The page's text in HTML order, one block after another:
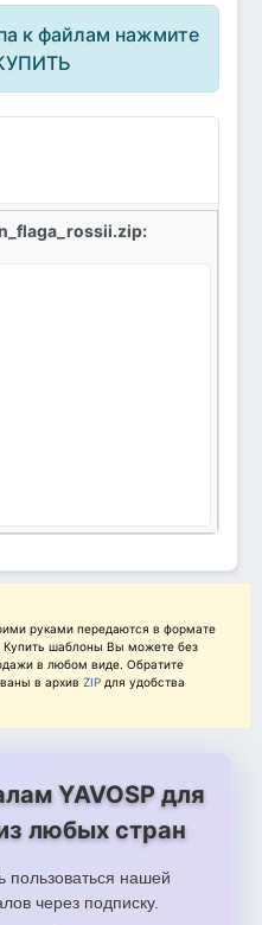
к файлам нажмите
руками передаются в формате
Купить шаблоны Вы можете без
в любом виде. Обратите
в архив ZIP для удобства
YAVOSP для
любых стран
пользоваться нашей
через подписку.